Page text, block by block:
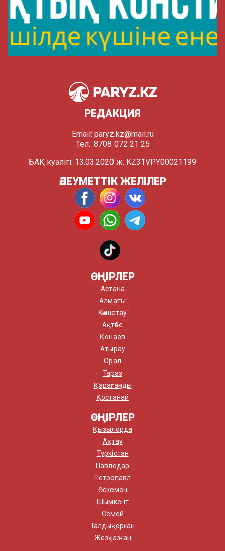
РЕДАКЦИЯ
Email: paryz.kz@mail.ru
Тел.: 8708 072 21 25
БАҚ куәлігі: 13.03.2020 ж. KZ31VPY00021199
ӘЛЕУМЕТТІК ЖЕЛІЛЕР
ӨҢІРЛЕР
Астана
Алматы
Көкшетау
Ақтөбе
Қонаев
Атырау
Орал
Тараз
Қарағанды
Қостанай
ӨҢІРЛЕР
Қызылорда
Ақтау
Түркістан
Павлодар
Петропавл
Өскемен
Шымкент
Семей
Талдықорған
Жезқазған